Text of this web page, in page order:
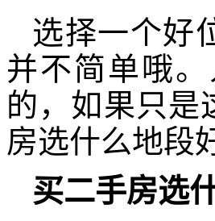
选择一个好
并不简单哦
的，如果只是
房选什么地段
买二手房选